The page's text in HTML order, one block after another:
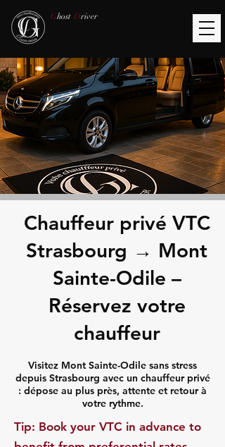
Ghost Driver
Chauffeur privé VTC
Strasbourg → Mont
Sainte-Odile –
Réservez votre
chauffeur
Visitez Mont Sainte-Odile sans stress
depuis Strasbourg avec un chauffeur privé
: dépose au plus près, attente et retour à
votre rythme.
​Tip: Book your VTC in advance to